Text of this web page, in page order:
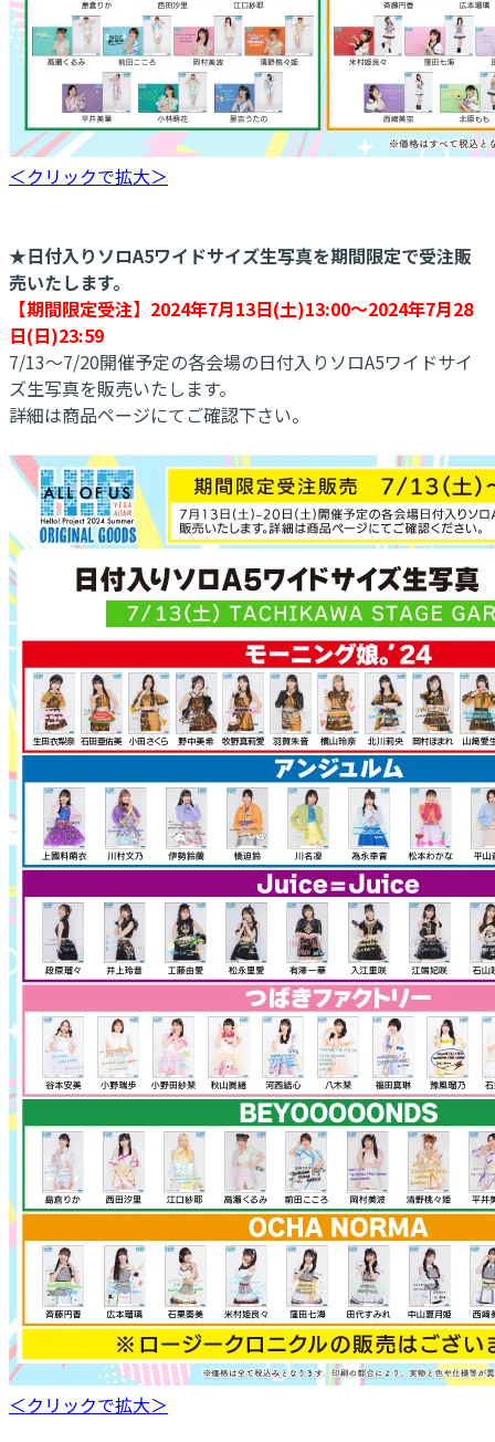
＜クリックで拡大＞
★日付入りソロA5ワイドサイズ生写真を期間限定で受注販
売いたします。
【期間限定受注】2024年7月13日(土)13:00～2024年7月28
日(日)23:59
7/13～7/20開催予定の各会場の日付入りソロA5ワイドサイ
ズ生写真を販売いたします。
詳細は商品ページにてご確認下さい。
＜クリックで拡大＞